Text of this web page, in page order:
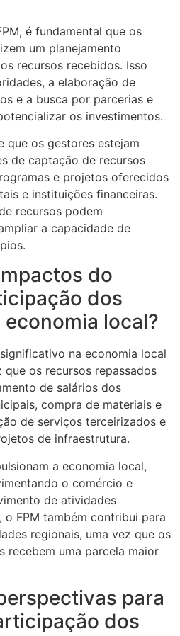
é fundamental que os
um planejamento
recursos recebidos. Isso
a elaboração de
e a busca por parcerias e
os investimentos.
que os gestores estejam
de captação de recursos
e projetos oferecidos
e instituições financeiras.
recursos podem
a capacidade de
do
dos
local?
na economia local
os recursos repassados
de salários dos
compra de materiais e
de serviços terceirizados e
de infraestrutura.
a economia local,
o comércio e
de atividades
o FPM também contribui para
regionais, uma vez que os
recebem uma parcela maior
para
dos